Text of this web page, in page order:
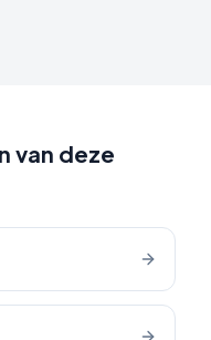
van deze